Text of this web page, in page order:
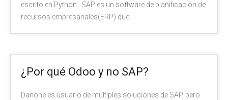
escrito en Python. SAP es un software de planificación de
recursos empresariales(ERP) que…
¿Por qué Odoo y no SAP?
Danone es usuario de múltiples soluciones de SAP, pero